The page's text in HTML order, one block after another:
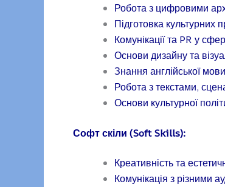
Робота з цифровими
Підготовка культурних
Комунікації та PR у
Основи дизайну та
Знання англійської
Робота з текстами,
Основи культурної
Софт скіли (Soft Skills):
Креативність та
Комунікація з різними